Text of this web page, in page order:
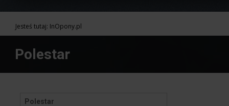
Jesteś tutaj: InOpony.pl
Polestar
Polestar